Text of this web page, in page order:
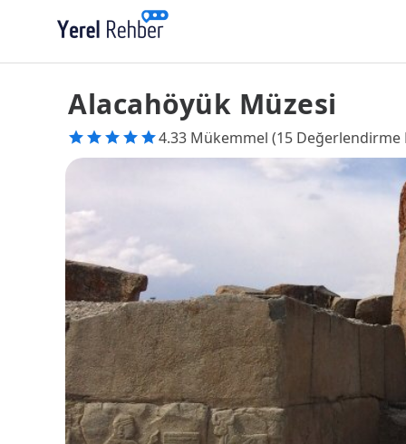
Alacahöyük Müzesi
4.33 Mükemmel (15 Değerlendirme